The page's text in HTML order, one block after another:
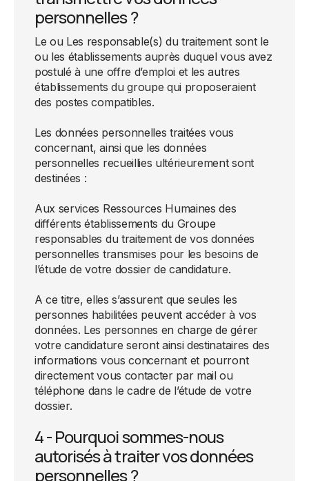
personnelles ?
Le ou Les responsable(s) du traitement sont le
ou les établissements auprès duquel vous avez
postulé à une offre d’emploi et les autres
établissements du groupe qui proposeraient
des postes compatibles.
Les données personnelles traitées vous
concernant, ainsi que les données
personnelles recueillies ultérieurement sont
destinées :
Aux services Ressources Humaines des
différents établissements du Groupe
responsables du traitement de vos données
personnelles transmises pour les besoins de
l’étude de votre dossier de candidature.
A ce titre, elles s’assurent que seules les
personnes habilitées peuvent accéder à vos
données. Les personnes en charge de gérer
votre candidature seront ainsi destinataires des
informations vous concernant et pourront
directement vous contacter par mail ou
téléphone dans le cadre de l’étude de votre
dossier.
4 - Pourquoi sommes-nous
autorisés à traiter vos données
personnelles ?